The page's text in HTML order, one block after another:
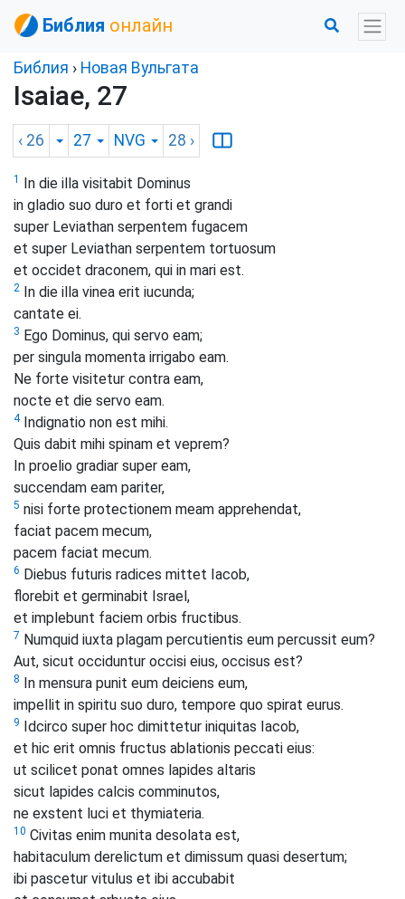
Библия онлайн
Библия › Новая Вульгата
Isaiae, 27
‹ 26 27 NVG 28 ›
1
In die illa visitabit Dominus
in gladio suo duro et forti et grandi
super Leviathan serpentem fugacem
et super Leviathan serpentem tortuosum
et occidet draconem, qui in mari est.
2
In die illa vinea erit iucunda;
cantate ei.
3 Ego Dominus, qui servo eam;
per singula momenta irrigabo eam.
Ne forte visitetur contra eam,
nocte et die servo eam.
4Indignatio non est mihi.
Quis dabit mihi spinam et veprem?
In proelio gradiar super eam,
succendam eam pariter,
5 nisi forte protectionem meam apprehendat,
faciat pacem mecum,
pacem faciat mecum.
6 Diebus futuris radices mittet Iacob,
florebit et germinabit Israel,
et implebunt faciem orbis fructibus.
7 Numquid iuxta plagam percutientis eum percussit eum?
Aut, sicut occiduntur occisi eius, occisus est?
8
In mensura punit eum deiciens eum,
impellit in spiritu suo duro, tempore quo spirat eurus.
9
Idcirco super hoc dimittetur iniquitas Iacob,
et hic erit omnis fructus ablationis peccati eius:
ut scilicet ponat omnes lapides altaris
sicut lapides calcis comminutos,
ne exstent luci et thymiateria.
10 Civitas enim munita desolata est,
habitaculum derelictum et dimissum quasi desertum;
ibi pascetur vitulus et ibi accubabit